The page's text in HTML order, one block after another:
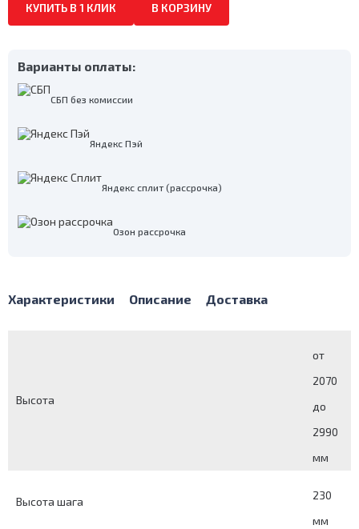
КУПИТЬ В 1 КЛИК В КОРЗИНУ
Варианты оплаты:
СБП без комиссии
Яндекс Пэй
Яндекс сплит (рассрочка)
Озон рассрочка
Характеристики Описание Доставка
Высота
от
2070
до
2990
мм
Высота шага
230
мм